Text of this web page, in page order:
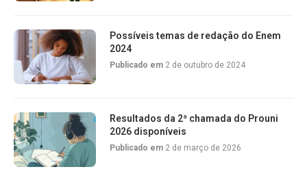
Possíveis temas de redação do Enem
2024
Publicado em 2 de outubro de 2024
Resultados da 2ª chamada do Prouni
2026 disponíveis
Publicado em 2 de março de 2026